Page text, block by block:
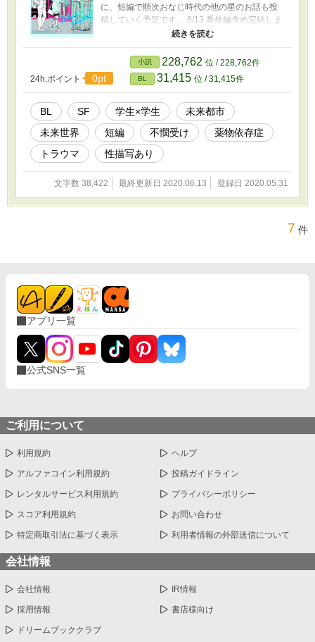
に、短編で順次おなじ時代の他の星のお話も投
稿していく予定です。 6/13 番外編含め完結しま
した。 気が向いたらまた書くかもしれません
うございました。 お気に入りご登録くださった
方、救われる想いです。ありがとうございま
す。心より。
24h.ポイント 0pt
小説 228,762 位 / 228,762件
BL 31,415 位 / 31,415件
BL SF 学生×学生
未来都市
未来世界
短編 不憫受け
薬物依存症
トラウマ
性描写あり
文字数 38,422 最終更新日 2020.06.13 登録日 2020.05.31
7 件
アプリ一覧
公式SNS一覧
ご利用について
利用規約 ヘルプ
アルファコイン利用規約 投稿ガイドライン
レンタルサービス利用規約 プライバシーポリシー
スコア利用規約 お問い合わせ
特定商取引法に基づく表示 利用者情報の外部送信について
会社情報
会社情報 IR情報
採用情報 書店様向け
ドリームブッククラブ